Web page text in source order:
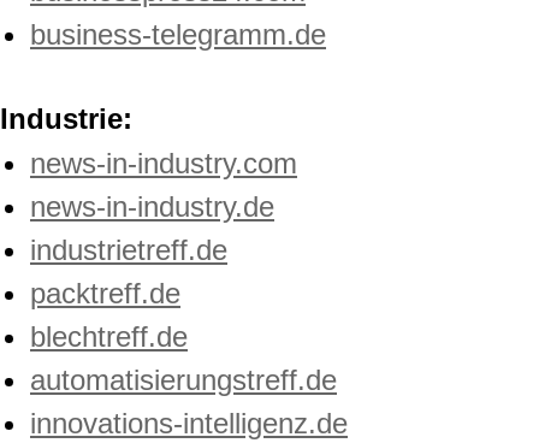
business-telegramm.de
Industrie:
news-in-industry.com
news-in-industry.de
industrietreff.de
packtreff.de
blechtreff.de
automatisierungstreff.de
innovations-intelligenz.de